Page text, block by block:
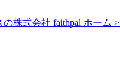
株式会社 faithpal ホーム >